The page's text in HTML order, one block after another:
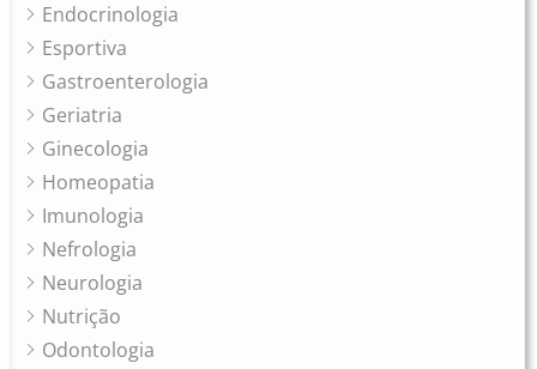
Endocrinologia
Esportiva
Gastroenterologia
Geriatria
Ginecologia
Homeopatia
Imunologia
Nefrologia
Neurologia
Nutrição
Odontologia